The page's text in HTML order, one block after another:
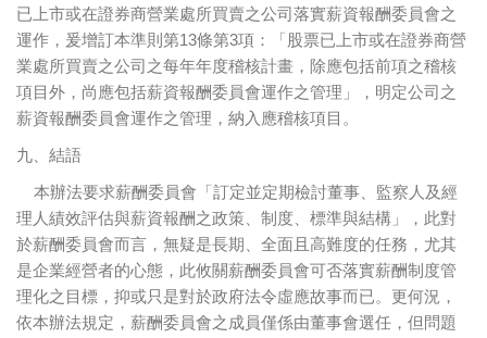
已上市或在證券商營業處所買賣之公司落實薪資報酬委員會之
運作，爰增訂本準則第13條第3項：「股票已上市或在證券商營
業處所買賣之公司之每年年度稽核計畫，除應包括前項之稽核
項目外，尚應包括薪資報酬委員會運作之管理」，明定公司之
薪資報酬委員會運作之管理，納入應稽核項目。
九、結語
本辦法要求薪酬委員會「訂定並定期檢討董事、監察人及經
理人績效評估與薪資報酬之政策、制度、標準與結構」，此對
於薪酬委員會而言，無疑是長期、全面且高難度的任務，尤其
是企業經營者的心態，此攸關薪酬委員會可否落實薪酬制度管
理化之目標，抑或只是對於政府法令虛應故事而已。更何況，
依本辦法規定，薪酬委員會之成員僅係由董事會選任，但問題